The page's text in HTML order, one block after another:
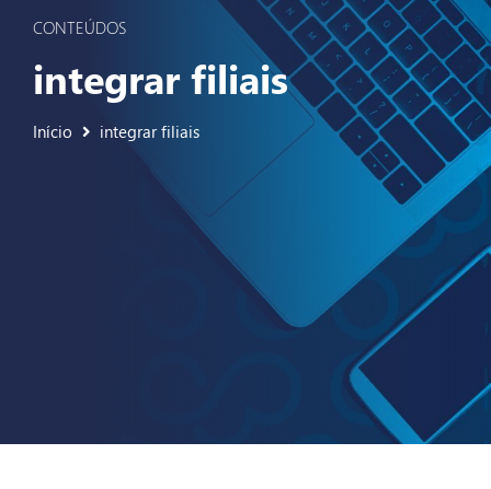
CONTEÚDOS
integrar filiais
Início integrar filiais